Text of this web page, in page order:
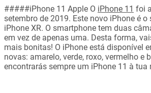
#####iPhone 11 Apple O iPhone 11 foi
setembro de 2019. Este novo iPhone é
iPhone XR. O smartphone tem duas
em vez de apenas uma. Desta forma,
mais bonitas! O iPhone está disponível
novas: amarelo, verde, roxo, vermelho e
encontrarás sempre um iPhone 11 à tua